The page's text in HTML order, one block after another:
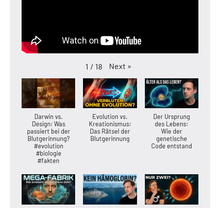
1 / 18 Next »
Darwin vs.
Design: Was
passiert bei der
Blutgerinnung?
#evolution
#biologie
#fakten
Evolution vs.
Kreationismus:
Das Rätsel der
Blutgerinnung
Der Ursprung
des Lebens:
Wie der
genetische
Code entstand